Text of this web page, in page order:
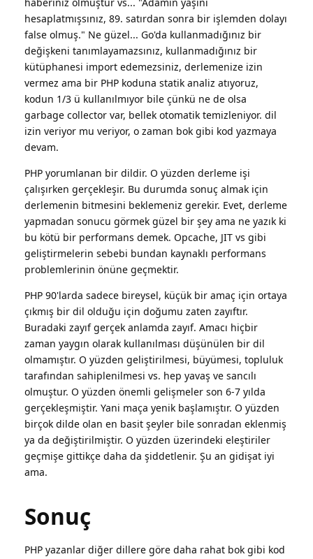
haberiniz olmuştur vs... "Adamın yaşını
hesaplatmışsınız, 89. satırdan sonra bir işlemden dolayı
false olmuş." Ne güzel... Go'da kullanmadığınız bir
değişkeni tanımlayamazsınız, kullanmadığınız bir
kütüphanesi import edemezsiniz, derlemenize izin
vermez ama bir PHP koduna statik analiz atıyoruz,
kodun 1/3 ü kullanılmıyor bile çünkü ne de olsa
garbage collector var, bellek otomatik temizleniyor. dil
izin veriyor mu veriyor, o zaman bok gibi kod yazmaya
devam.
PHP yorumlanan bir dildir. O yüzden derleme işi
çalışırken gerçekleşir. Bu durumda sonuç almak için
derlemenin bitmesini beklemeniz gerekir. Evet, derleme
yapmadan sonucu görmek güzel bir şey ama ne yazık ki
bu kötü bir performans demek. Opcache, JIT vs gibi
geliştirmelerin sebebi bundan kaynaklı performans
problemlerinin önüne geçmektir.
PHP 90'larda sadece bireysel, küçük bir amaç için ortaya
çıkmış bir dil olduğu için doğumu zaten zayıftır.
Buradaki zayıf gerçek anlamda zayıf. Amacı hiçbir
zaman yaygın olarak kullanılması düşünülen bir dil
olmamıştır. O yüzden geliştirilmesi, büyümesi, topluluk
tarafından sahiplenilmesi vs. hep yavaş ve sancılı
olmuştur. O yüzden önemli gelişmeler son 6-7 yılda
gerçekleşmiştir. Yani maça yenik başlamıştır. O yüzden
birçok dilde olan en basit şeyler bile sonradan eklenmiş
ya da değiştirilmiştir. O yüzden üzerindeki eleştiriler
geçmişe gittikçe daha da şiddetlenir. Şu an gidişat iyi
ama.
Sonuç
PHP yazanlar diğer dillere göre daha rahat bok gibi kod